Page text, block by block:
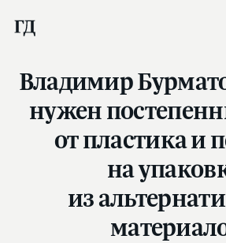
Владимир
нужен
от пластика и
на
из